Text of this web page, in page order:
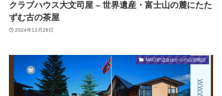
クラブハウス大文司屋 – 世界遺産・富士山の麓にたた
ずむ古の茶屋
2024年12月28日
MAC/炉辺会ゆかりの山宿物語